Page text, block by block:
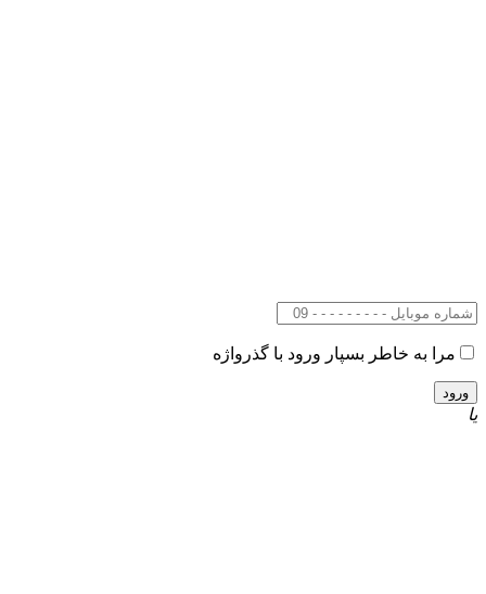
مرا به خاطر بسپار ورود با گذرواژه
یا